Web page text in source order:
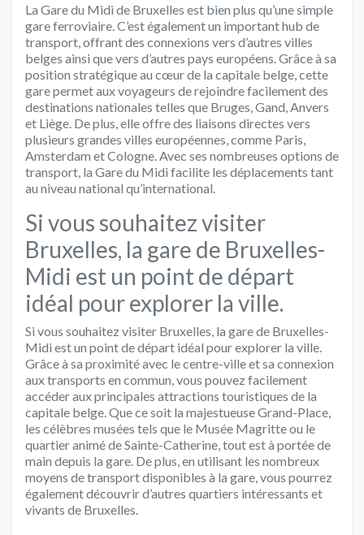
La Gare du Midi de Bruxelles est bien plus qu’une simple
gare ferroviaire. C’est également un important hub de
transport, offrant des connexions vers d’autres villes
belges ainsi que vers d’autres pays européens. Grâce à sa
position stratégique au cœur de la capitale belge, cette
gare permet aux voyageurs de rejoindre facilement des
destinations nationales telles que Bruges, Gand, Anvers
et Liège. De plus, elle offre des liaisons directes vers
plusieurs grandes villes européennes, comme Paris,
Amsterdam et Cologne. Avec ses nombreuses options de
transport, la Gare du Midi facilite les déplacements tant
au niveau national qu’international.
Si vous souhaitez visiter
Bruxelles, la gare de Bruxelles-
Midi est un point de départ
idéal pour explorer la ville.
Si vous souhaitez visiter Bruxelles, la gare de Bruxelles-
Midi est un point de départ idéal pour explorer la ville.
Grâce à sa proximité avec le centre-ville et sa connexion
aux transports en commun, vous pouvez facilement
accéder aux principales attractions touristiques de la
capitale belge. Que ce soit la majestueuse Grand-Place,
les célèbres musées tels que le Musée Magritte ou le
quartier animé de Sainte-Catherine, tout est à portée de
main depuis la gare. De plus, en utilisant les nombreux
moyens de transport disponibles à la gare, vous pourrez
également découvrir d’autres quartiers intéressants et
vivants de Bruxelles.